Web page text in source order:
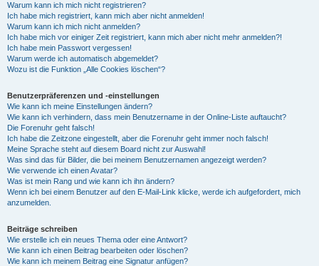
Warum kann ich mich nicht registrieren?
Ich habe mich registriert, kann mich aber nicht anmelden!
Warum kann ich mich nicht anmelden?
Ich habe mich vor einiger Zeit registriert, kann mich aber nicht mehr anmelden?!
Ich habe mein Passwort vergessen!
Warum werde ich automatisch abgemeldet?
Wozu ist die Funktion „Alle Cookies löschen“?
Benutzerpräferenzen und -einstellungen
Wie kann ich meine Einstellungen ändern?
Wie kann ich verhindern, dass mein Benutzername in der Online-Liste auftaucht?
Die Forenuhr geht falsch!
Ich habe die Zeitzone eingestellt, aber die Forenuhr geht immer noch falsch!
Meine Sprache steht auf diesem Board nicht zur Auswahl!
Was sind das für Bilder, die bei meinem Benutzernamen angezeigt werden?
Wie verwende ich einen Avatar?
Was ist mein Rang und wie kann ich ihn ändern?
Wenn ich bei einem Benutzer auf den E-Mail-Link klicke, werde ich aufgefordert, mich
anzumelden.
Beiträge schreiben
Wie erstelle ich ein neues Thema oder eine Antwort?
Wie kann ich einen Beitrag bearbeiten oder löschen?
Wie kann ich meinem Beitrag eine Signatur anfügen?